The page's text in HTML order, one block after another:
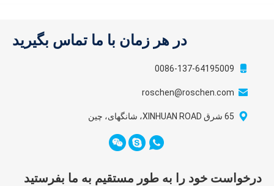
در هر زمان با ما تماس بگیرید
0086-137-64195009
roschen@roschen.com
65 شرق XINHUAN ROAD، شانگهای، چین
درخواست خود را به طور مستقیم به ما بفرستید